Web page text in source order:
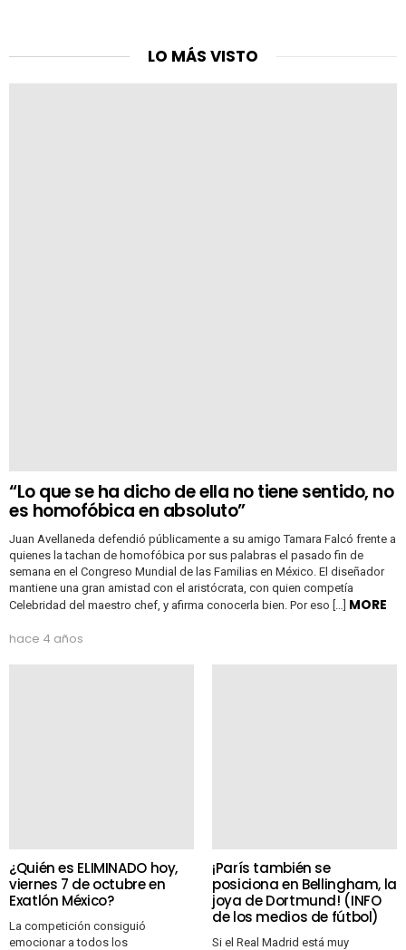
LO MÁS VISTO
“Lo que se ha dicho de ella no tiene sentido, no
es homofóbica en absoluto”
Juan Avellaneda defendió públicamente a su amigo Tamara Falcó frente a
quienes la tachan de homofóbica por sus palabras el pasado fin de
semana en el Congreso Mundial de las Familias en México. El diseñador
mantiene una gran amistad con el aristócrata, con quien competía
Celebridad del maestro chef, y afirma conocerla bien. Por eso […] MORE
hace 4 años
¿Quién es ELIMINADO hoy,
viernes 7 de octubre en
Exatlón México?
La competición consiguió
emocionar a todos los
¡París también se
posiciona en Bellingham, la
joya de Dortmund! (INFO
de los medios de fútbol)
Si el Real Madrid está muy